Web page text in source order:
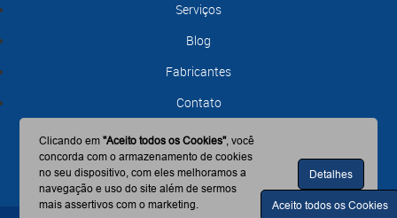
Serviços
Blog
Fabricantes
Contato
Clicando em"Aceito todos os Cookies", você
concorda com o armazenamento de cookies
no seu dispositivo, com eles melhoramos a
navegação e uso do site além de sermos
mais assertivos com o marketing.
Detalhes
Aceito todos os Cookies